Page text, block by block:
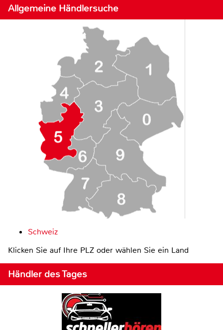
Allgemeine Händlersuche
Schweiz
Klicken Sie auf Ihre PLZ oder wählen Sie ein Land
Händler des Tages